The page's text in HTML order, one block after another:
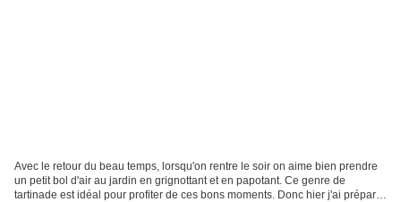
Avec le retour du beau temps, lorsqu'on rentre le soir on aime bien prendre
un petit bol d'air au jardin en grignottant et en papotant. Ce genre de
tartinade est idéal pour profiter de ces bons moments. Donc hier j'ai préparé